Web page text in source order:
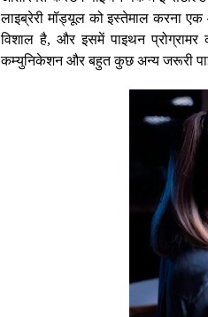
लाइब्रेरी मॉड्यूल को इस्तेमाल करना एक
विशाल है, और इसमें पाइथन
कम्युनिकेशन और बहुत कुछ अन्य जरूरी